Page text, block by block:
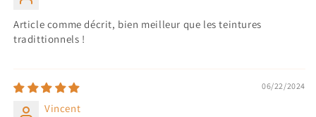
Article comme décrit, bien meilleur que les teintures
tradittionnels !
06/22/2024
Vincent